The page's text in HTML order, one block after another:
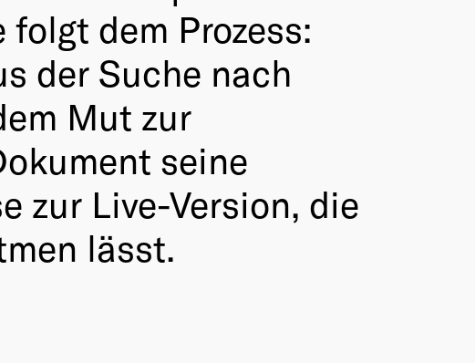
dem Prozess:
der Suche nach
Mut zur
seine
zur Live-Version, die
lässt.